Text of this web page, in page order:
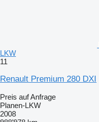
LKW
11
Renault Premium 280 DXI
Preis auf Anfrage
Planen-LKW
2008